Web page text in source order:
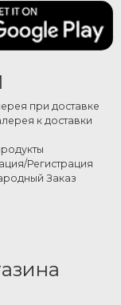
при доставке
к доставки
Регистрация
Заказ